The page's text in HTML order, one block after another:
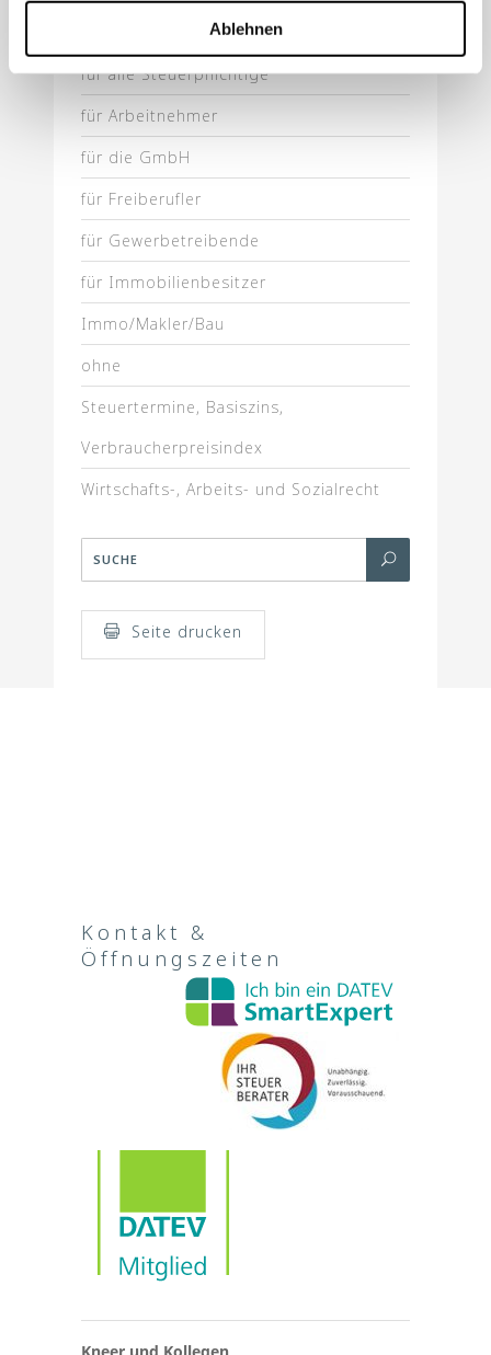
Ablehnen
für alle Steuerpflichtige
für Arbeitnehmer
für die GmbH
für Freiberufler
für Gewerbetreibende
für Immobilienbesitzer
Immo/Makler/Bau
ohne
Steuertermine, Basiszins,
Verbraucherpreisindex
Wirtschafts-, Arbeits- und Sozialrecht
Seite drucken
Kontakt &
Öffnungszeiten